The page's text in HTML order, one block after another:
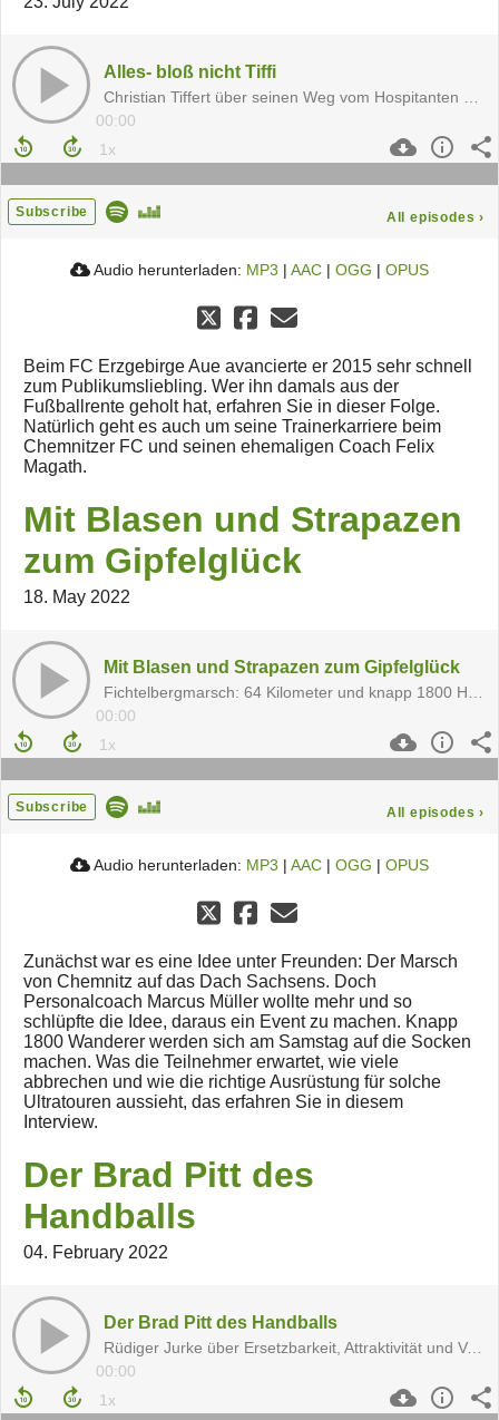
Alles- bloß nicht Tiffi
00:00
Subscribe All episodes ›
Audio herunterladen: MP3 | AAC | OGG | OPUS
Beim FC Erzgebirge Aue avancierte er 2015 sehr schnell
zum Publikumsliebling. Wer ihn damals aus der
Fußballrente geholt hat, erfahren Sie in dieser Folge.
Natürlich geht es auch um seine Trainerkarriere beim
Chemnitzer FC und seinen ehemaligen Coach Felix
Magath.
Mit Blasen und Strapazen
zum Gipfelglück
18. May 2022
Mit Blasen und Strapazen zum Gipfelglück
00:00
Subscribe All episodes ›
Audio herunterladen: MP3 | AAC | OGG | OPUS
Zunächst war es eine Idee unter Freunden: Der Marsch
von Chemnitz auf das Dach Sachsens. Doch
Personalcoach Marcus Müller wollte mehr und so
schlüpfte die Idee, daraus ein Event zu machen. Knapp
1800 Wanderer werden sich am Samstag auf die Socken
machen. Was die Teilnehmer erwartet, wie viele
abbrechen und wie die richtige Ausrüstung für solche
Ultratouren aussieht, das erfahren Sie in diesem
Interview.
Der Brad Pitt des
Handballs
04. February 2022
Der Brad Pitt des Handballs
Rüdiger Jurke über Ersetzbarkeit, Attraktivität und Vogelkunde
00:00